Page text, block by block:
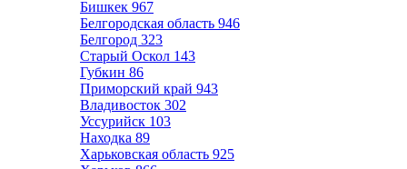
Бишкек 967
Белгородская область 946
Белгород 323
Старый Оскол 143
Губкин 86
Приморский край 943
Владивосток 302
Уссурийск 103
Находка 89
Харьковская область 925